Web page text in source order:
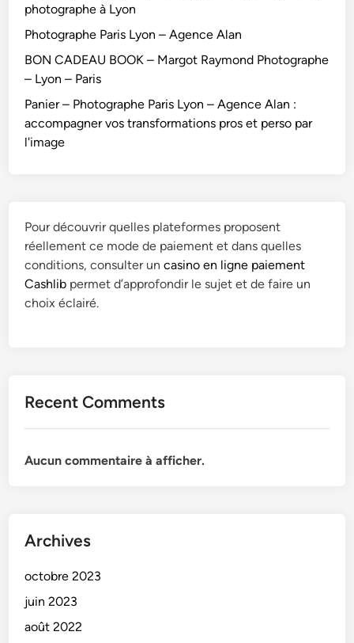
photographe à Lyon
Photographe Paris Lyon – Agence Alan
BON CADEAU BOOK – Margot Raymond Photographe
– Lyon – Paris
Panier – Photographe Paris Lyon – Agence Alan :
accompagner vos transformations pros et perso par
l'image
Pour découvrir quelles plateformes proposent
réellement ce mode de paiement et dans quelles
conditions, consulter uncasino en ligne paiement
Cashlib permet d’approfondir le sujet et de faire un
choix éclairé.
Recent Comments
Aucun commentaire à afficher.
Archives
octobre 2023
juin 2023
août 2022